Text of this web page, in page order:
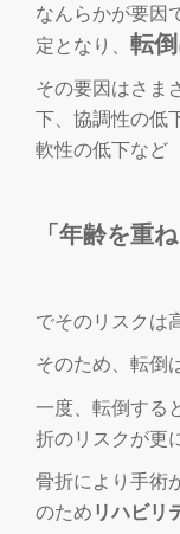
なんらかが要因
定となり、 転倒
その要因はさま
下、協調性の低
軟性の低下など
「年齢を重
でそのリスクは
そのため、転倒
一度、転倒する
折のリスクが更
骨折により手術
のため リハビリ